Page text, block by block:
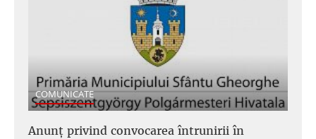
COMUNICATE
Anunţ privind convocarea întrunirii în